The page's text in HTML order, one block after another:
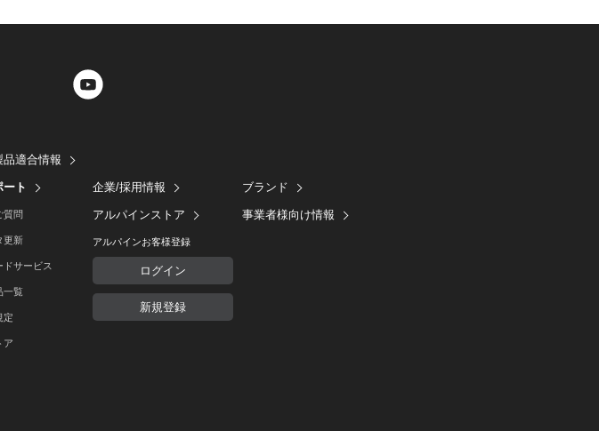
Twitter
適合情報
ート
質問
更新
ドサービス
一覧
定
ア
企業/採用情報
アルパインストア
アルパインお客様登録
ログイン
新規登録
ブランド
事業者様向け情報